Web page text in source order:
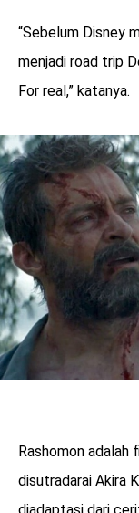
“Sebelum Disney
menjadi road trip
For real,” katanya.
Rashomon
disutradarai Akira